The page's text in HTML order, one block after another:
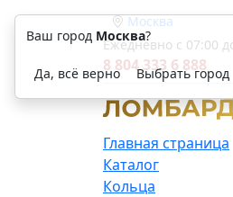
Москва
Ежедневно с 07:00
8 804 333 6 888
Главная страница
Каталог
Кольца
Ваш город Москва?
Да, всё верно Выбрать город